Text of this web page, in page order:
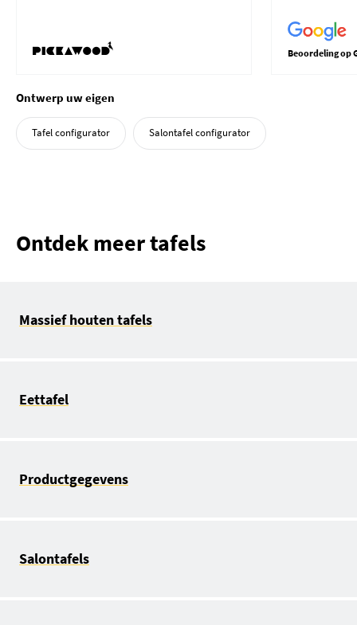
Beoordeling op
Ontwerp uw eigen
Tafel configurator Salontafel configurator
Ontdek meer tafels
Massief houten tafels
Eettafel
Productgegevens
Salontafels